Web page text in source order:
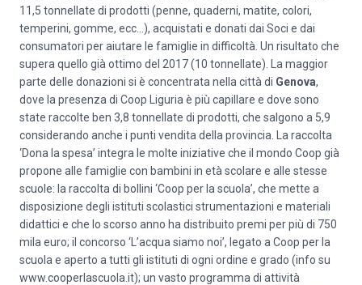
11,5 tonnellate di prodotti (penne, quaderni, matite, colori,
temperini, gomme, ecc…), acquistati e donati dai Soci e dai
consumatori per aiutare le famiglie in difficoltà. Un risultato che
supera quello già ottimo del 2017 (10 tonnellate). La maggior
parte delle donazioni si è concentrata nella città di Genova,
dove la presenza di Coop Liguria è più capillare e dove sono
state raccolte ben 3,8 tonnellate di prodotti, che salgono a 5,9
considerando anche i punti vendita della provincia. La raccolta
‘Dona la spesa’ integra le molte iniziative che il mondo Coop già
propone alle famiglie con bambini in età scolare e alle stesse
scuole: la raccolta di bollini ‘Coop per la scuola’, che mette a
disposizione degli istituti scolastici strumentazioni e materiali
didattici e che lo scorso anno ha distribuito premi per più di 750
mila euro; il concorso ‘L’acqua siamo noi’, legato a Coop per la
scuola e aperto a tutti gli istituti di ogni ordine e grado (info su
www.cooperlascuola.it); un vasto programma di attività